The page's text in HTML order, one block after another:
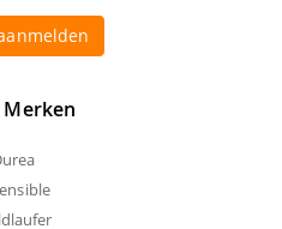
Merken